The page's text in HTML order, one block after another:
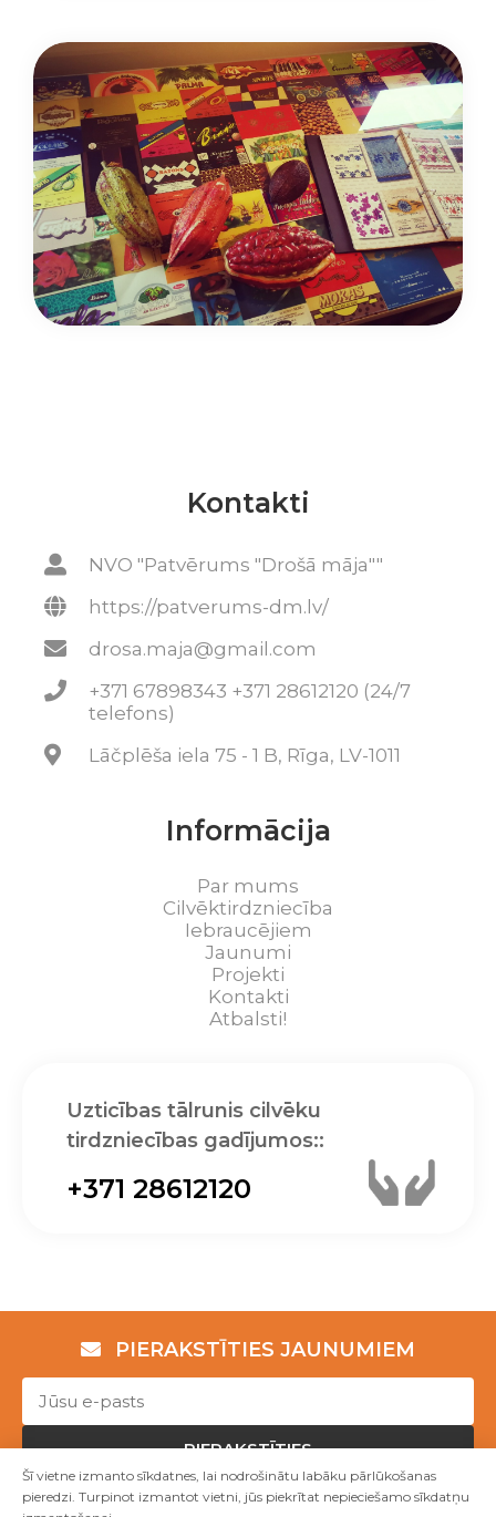
Kontakti
NVO "Patvērums "Drošā māja""
https://patverums-dm.lv/
drosa.maja@gmail.com
+371 67898343 +371 28612120 (24/7
telefons)
Lāčplēša iela 75 - 1 B, Rīga, LV-1011
Informācija
Par mums
Cilvēktirdzniecība
Iebraucējiem
Jaunumi
Projekti
Kontakti
Atbalsti!
Uzticības tālrunis cilvēku
tirdzniecības gadījumos::
+371 28612120
PIERAKSTĪTIES JAUNUMIEM
PIERAKSTĪTIES
Šī vietne izmanto sīkdatnes, lai nodrošinātu labāku pārlūkošanas
pieredzi. Turpinot izmantot vietni, jūs piekrītat nepieciešamo sīkdatņu